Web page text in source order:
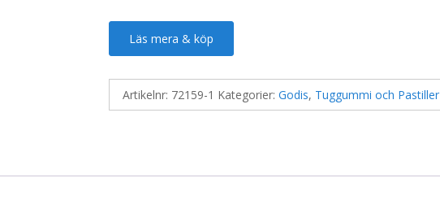
Läs mera & köp
Artikelnr: 72159-1 Kategorier: Godis, Tuggummi och Pastiller